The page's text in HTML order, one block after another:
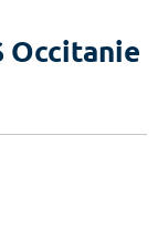
Occitanie